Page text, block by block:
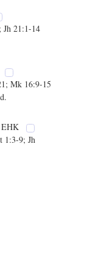
Jh 21:1-14
Mk 16:9-15
1:3-9; Jh